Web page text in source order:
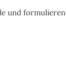
und